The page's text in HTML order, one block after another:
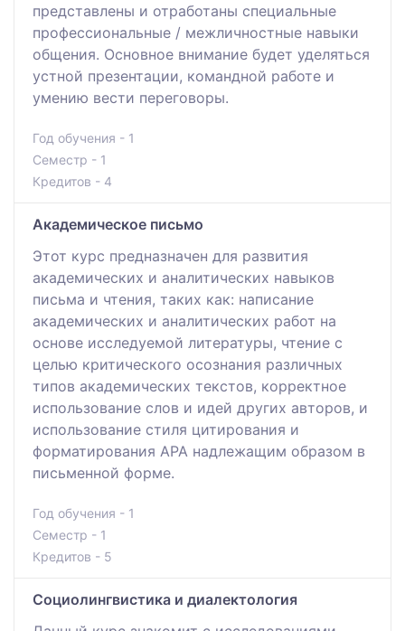
представлены и отработаны специальные
профессиональные / межличностные навыки
общения. Основное внимание будет уделяться
устной презентации, командной работе и
умению вести переговоры.
Год обучения - 1
Семестр - 1
Кредитов - 4
Академическое письмо
Этот курс предназначен для развития
академических и аналитических навыков
письма и чтения, таких как: написание
академических и аналитических работ на
основе исследуемой литературы, чтение с
целью критического осознания различных
типов академических текстов, корректное
использование слов и идей других авторов, и
использование стиля цитирования и
форматирования APA надлежащим образом в
письменной форме.
Год обучения - 1
Семестр - 1
Кредитов - 5
Социолингвистика и диалектология